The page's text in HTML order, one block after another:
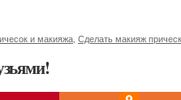
и макияжа Сделать макияж